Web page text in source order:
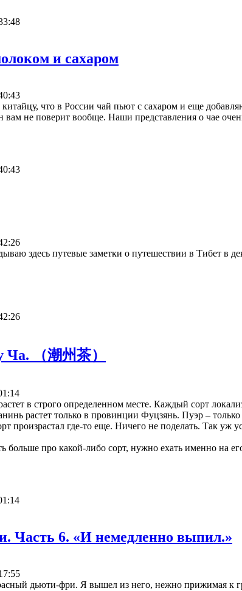
и сахаром
что в России чай пьют с сахаром и еще
вам не поверит вообще. Наши представления о чае
здесь путевые заметки о путешествии в Тибет в
（潮州茶）
в строго определенном месте. Каждый сорт
растет только в провинции Фуцзянь. Пуэр –
произрастал где-то еще. Ничего не поделать. Так уж
больше про какой-либо сорт, нужно ехать именно на
Часть 6. «И немедленно выпил.»
дьюти-фри. Я вышел из него, нежно прижимая к